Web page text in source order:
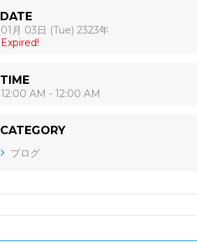
DATE
01月 03日 (Tue) 2323年
Expired!
TIME
12:00 AM - 12:00 AM
CATEGORY
ブログ